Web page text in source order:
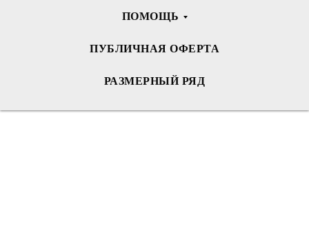
ПОМОЩЬ
ПУБЛИЧНАЯ ОФЕРТА
РАЗМЕРНЫЙ РЯД